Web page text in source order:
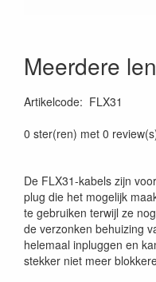
Meerdere
Artikelcode: FLX31
0 ster(ren) met 0
De FLX31-kabels zijn
plug die het mogelijk
te gebruiken terwijl ze
de verzonken behuizing
helemaal inpluggen en
stekker niet meer